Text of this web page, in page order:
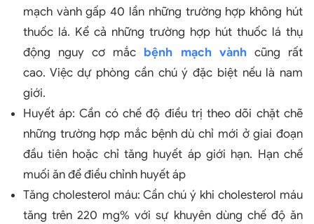
mạch vành gấp 40 lần những trường hợp không hút
thuốc lá. Kể cả những trường hợp hút thuốc lá thụ
động nguy cơ mắc bệnh mạch vành cũng rất
cao. Việc dự phòng cần chú ý đặc biệt nếu là nam
giới.
Huyết áp: Cần có chế độ điều trị theo dõi chặt chẽ
những trường hợp mắc bệnh dù chỉ mới ở giai đoạn
đầu tiên hoặc chỉ tăng huyết áp giới hạn. Hạn chế
muối ăn để điều chỉnh huyết áp
Tăng cholesterol máu: Cần chú ý khi cholesterol máu
tăng trên 220 mg% với sự khuyên dùng chế độ ăn